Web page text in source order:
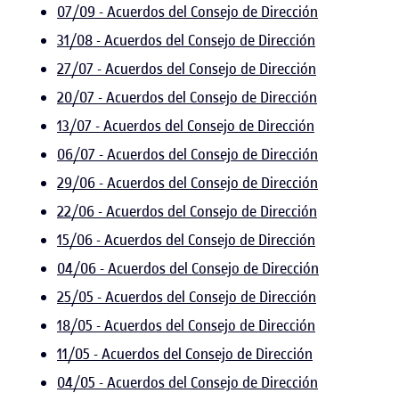
07/09 - Acuerdos del Consejo de Dirección
31/08 - Acuerdos del Consejo de Dirección
27/07 - Acuerdos del Consejo de Dirección
20/07 - Acuerdos del Consejo de Dirección
13/07 - Acuerdos del Consejo de Dirección
06/07 - Acuerdos del Consejo de Dirección
29/06 - Acuerdos del Consejo de Dirección
22/06 - Acuerdos del Consejo de Dirección
15/06 - Acuerdos del Consejo de Dirección
04/06 - Acuerdos del Consejo de Dirección
25/05 - Acuerdos del Consejo de Dirección
18/05 - Acuerdos del Consejo de Dirección
11/05 - Acuerdos del Consejo de Dirección
04/05 - Acuerdos del Consejo de Dirección